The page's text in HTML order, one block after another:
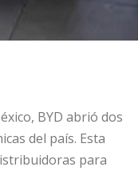
BYD abrió dos
del país. Esta
para